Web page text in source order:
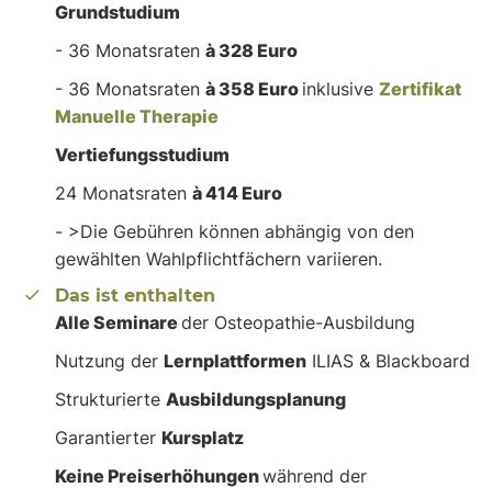
Grundstudium
- 36 Monatsraten à 328 Euro
- 36 Monatsraten à 358 Euro inklusive Zertifikat
Manuelle Therapie
Vertiefungsstudium
24 Monatsraten à 414 Euro
- >Die Gebühren können abhängig von den
gewählten Wahlpflichtfächern variieren.
Das ist enthalten
Alle Seminare der Osteopathie-Ausbildung
Nutzung der Lernplattformen ILIAS & Blackboard
Strukturierte Ausbildungsplanung
Garantierter Kursplatz
Keine Preiserhöhungenwährend der